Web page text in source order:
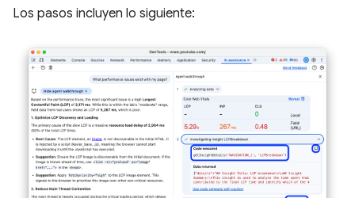
Los pasos incluyen lo siguiente: